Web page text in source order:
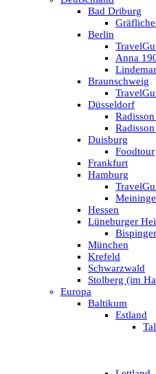
Bad Driburg
Berlin
Anna
Braunschweig
Düsseldorf
Duisburg
Foodtour
Frankfurt
Hamburg
Hessen
Lüneburger
München
Krefeld
Schwarzwald
Stolberg (im
Europa
Baltikum
Estland